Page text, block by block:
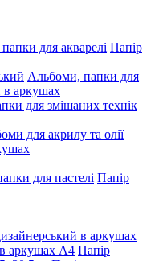
для акварелі Папір
Альбоми, папки для
в аркушах
для змішаних технік
для акрилу та олії
для пастелі Папір
в аркушах
аркушах А4 Папір